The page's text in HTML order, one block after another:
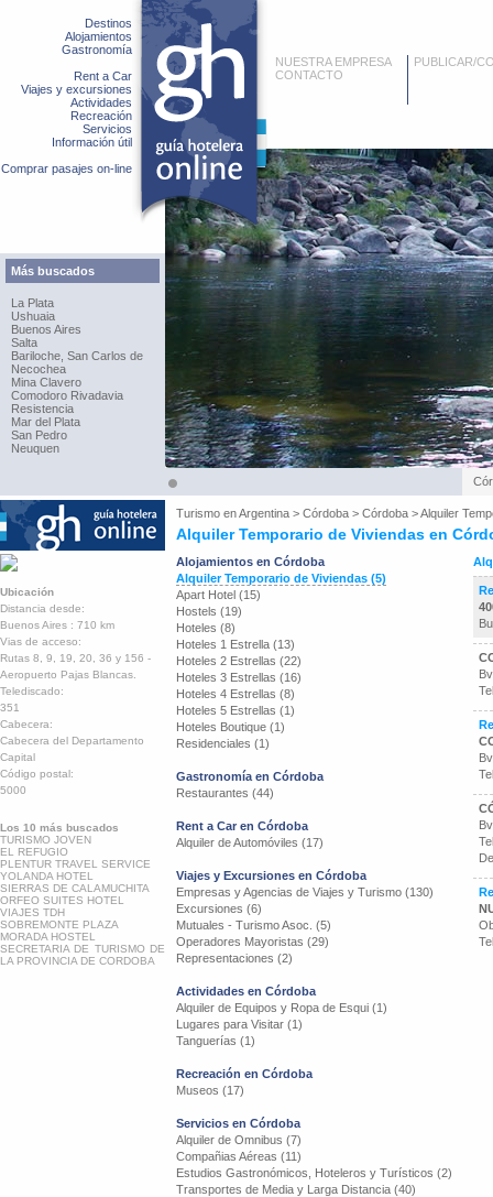
Destinos
Alojamientos
Gastronomía
Rent a Car
Viajes y excursiones
Actividades
Recreación
Servicios
Información útil
Comprar pasajes on-line
Más buscados
La Plata
Ushuaia
Buenos Aires
Salta
Bariloche, San Carlos de
Necochea
Mina Clavero
Comodoro Rivadavia
Resistencia
Mar del Plata
San Pedro
Neuquen
NUESTRA EMPRESA
CONTACTO
PUBLICAR/
Turismo enArgentina > Córdoba > Córdoba >Alquiler
Alquiler Temporario de Viviendas en
Ubicación
Distancia desde:
Buenos Aires : 710 km
Vias de acceso:
Rutas 8, 9, 19, 20, 36 y 156 -
Aeropuerto Pajas Blancas.
Telediscado:
351
Cabecera:
Cabecera del Departamento
Capital
Código postal:
5000
Los 10 más buscados
TURISMO JOVEN
EL REFUGIO
PLENTUR TRAVEL SERVICE
YOLANDA HOTEL
SIERRAS DE CALAMUCHITA
ORFEO SUITES HOTEL
VIAJES TDH
SOBREMONTE PLAZA
MORADA HOSTEL
SECRETARIA DE TURISMO DE
LA PROVINCIA DE CORDOBA
Alojamientos en Córdoba
Alquiler Temporario de Viviendas (5)
Apart Hotel (15)
Hostels (19)
Hoteles (8)
Hoteles 1 Estrella (13)
Hoteles 2 Estrellas (22)
Hoteles 3 Estrellas (16)
Hoteles 4 Estrellas (8)
Hoteles 5 Estrellas (1)
Hoteles Boutique (1)
Residenciales (1)
Gastronomía en Córdoba
Restaurantes (44)
Rent a Car en Córdoba
Alquiler de Automóviles (17)
Viajes y Excursiones en Córdoba
Empresas y Agencias de Viajes y Turismo (130)
Excursiones (6)
Mutuales - Turismo Asoc. (5)
Operadores Mayoristas (29)
Representaciones (2)
Actividades en Córdoba
Alquiler de Equipos y Ropa de Esqui (1)
Lugares para Visitar (1)
Tanguerías (1)
Recreación en Córdoba
Museos (17)
Servicios en Córdoba
Alquiler de Omnibus (7)
Compañias Aéreas (11)
Estudios Gastronómicos, Hoteleros y Turísticos (2)
Transportes de Media y Larga Distancia (40)